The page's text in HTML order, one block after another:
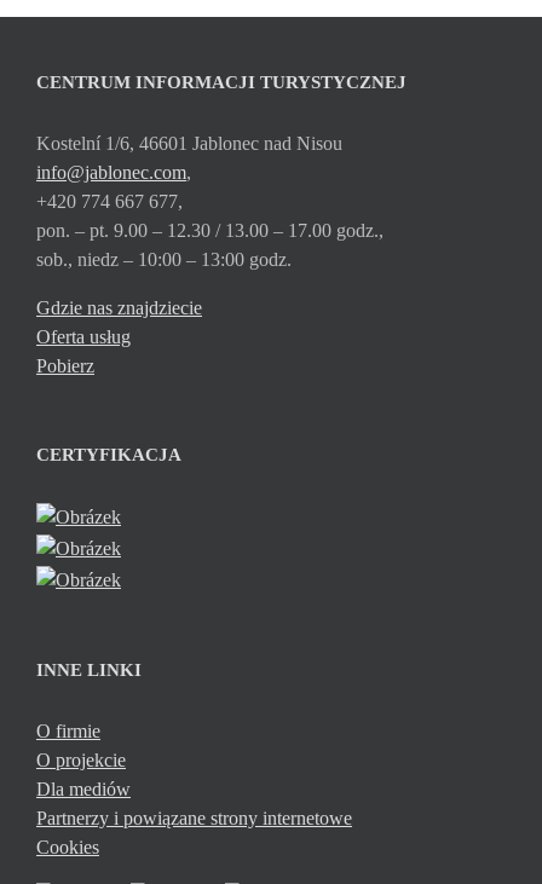
CENTRUM INFORMACJI TURYSTYCZNEJ
Kostelní 1/6, 46601 Jablonec nad Nisou
info@jablonec.com,
+420 774 667 677,
pon. – pt. 9.00 – 12.30 / 13.00 – 17.00 godz.,
sob., niedz – 10:00 – 13:00 godz.
Gdzie nas znajdziecie
Oferta usług
Pobierz
CERTYFIKACJA
INNE LINKI
O firmie
O projekcie
Dla mediów
Partnerzy i powiązane strony internetowe
Cookies